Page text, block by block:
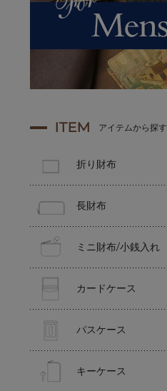
ITEM アイテムから探す
折り財布
長財布
ミニ財布/小銭入れ
カードケース
パスケース
キーケース